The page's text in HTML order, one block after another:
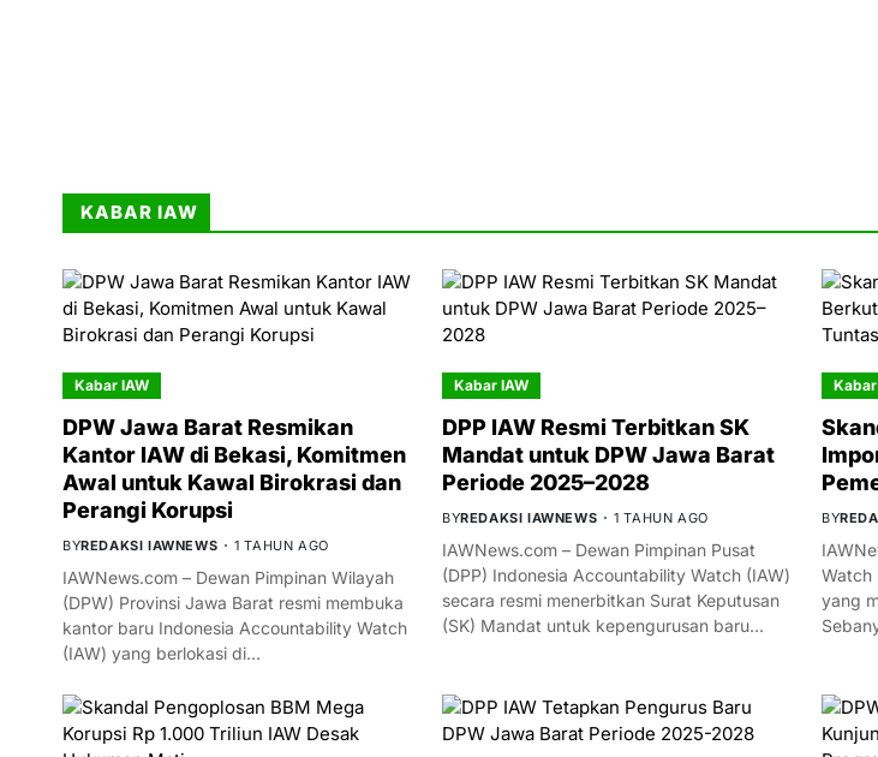
KABAR IAW
Kabar IAW
DPW Jawa Barat Resmikan
Kantor IAW di Bekasi, Komitmen
Awal untuk Kawal Birokrasi dan
Perangi Korupsi
BYREDAKSI IAWNEWS 1 TAHUN AGO
IAWNews.com – Dewan Pimpinan Wilayah
(DPW) Provinsi Jawa Barat resmi membuka
kantor baru Indonesia Accountability Watch
(IAW) yang berlokasi di…
Kabar IAW
DPP IAW Resmi Terbitkan SK
Mandat untuk DPW Jawa Barat
Periode 2025–2028
BYREDAKSI IAWNEWS 1 TAHUN AGO
IAWNews.com – Dewan Pimpinan Pusat
(DPP) Indonesia Accountability Watch (IAW)
secara resmi menerbitkan Surat Keputusan
(SK) Mandat untuk kepengurusan baru…
Kabar
BY
Watch
yang